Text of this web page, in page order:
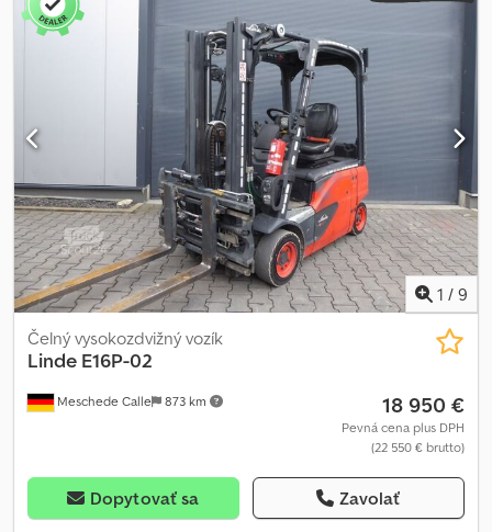
výrobca: Linde Crodpfxey Nzv Es Ak Ajf
1 / 9
Meschede Calle 873 km
Čelný vysokozdvižný vozík
Linde E16P-02
18 950 €
Pevná cena plus DPH
(22 550 € brutto)
Dopytovať sa Zavolať